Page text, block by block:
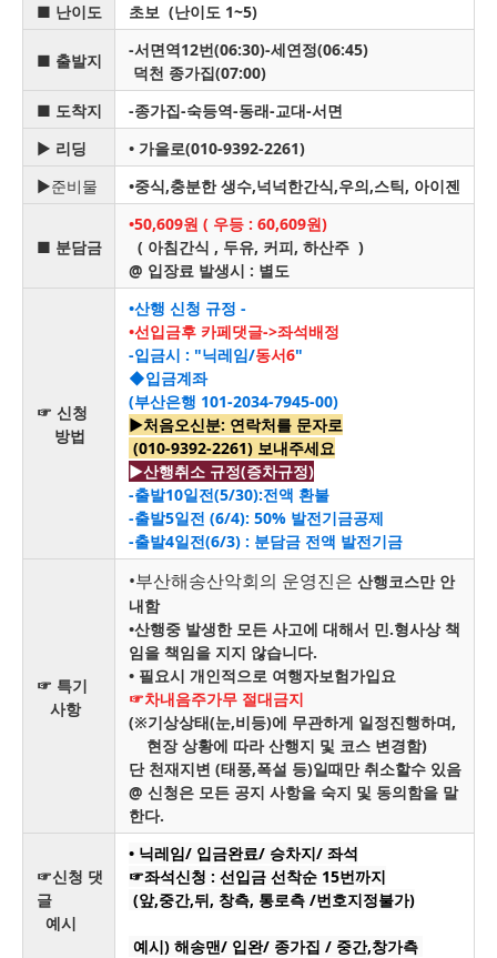
■ 난이도 초보 (난이도 1~5)
■ 출발지
-서면역12번(06:30)-세연정(06:45)
덕천 종가집(07:00)
■ 도착지 -종가집-숙등역-동래-교대-서면
▶ 리딩 • 가을로(010-9392-2261)
▶준비물
•중식,충분한 생수,넉넉한간식,우의,스틱, 아이젠
■ 분담금
•50,609원 ( 우등 : 60,609원)
( 아침간식 , 두유, 커피, 하산주 )
@ 입장료 발생시 : 별도
☞ 신청
방법
•산행 신청 규정 -
•선입금후 카페댓글->좌석배정
-입금시 : "닉레임/동서6"
◆입금계좌
(부산은행 101-2034-7945-00)
▶처음오신분: 연락처를 문자로
(010-9392-2261) 보내주세요
▶산행취소 규정(증차규정)
-출발10일전(5/30):전액 환불
-출발5일전 (6/4): 50% 발전기금공제
-출발4일전(6/3) : 분담금 전액 발전기금
☞ 특기
사항
•부산해송산악회의 운영진은 산행코스만 안
내함
•산행중 발생한 모든 사고에 대해서 민.형사상 책
임을 책임을 지지 않습니다.
• 필요시 개인적으로 여행자보험가입요
☞차내음주가무 절대금지
(※기상상태(눈,비등)에 무관하게 일정진행하며,
현장 상황에 따라 산행지 및 코스 변경함)
단 천재지변 (태풍,폭설 등)일때만 취소할수 있음
@ 신청은 모든 공지 사항을 숙지 및 동의함을 말
한다.
☞신청 댓
글
예시
• 닉레임/ 입금완료/ 승차지/ 좌석
☞좌석신청 : 선입금 선착순 15번까지
(앞,중간,뒤, 창측, 통로측 /번호지정불가)
예시) 해송맨/ 입완/ 종가집 / 중간,창가측